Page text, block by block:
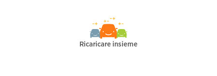
Ricaricare insieme